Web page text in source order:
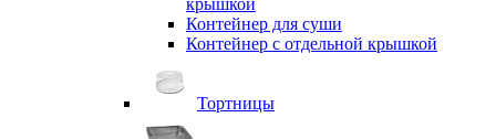
крышкой
Контейнер для суши
Контейнер с отдельной крышкой
Тортницы